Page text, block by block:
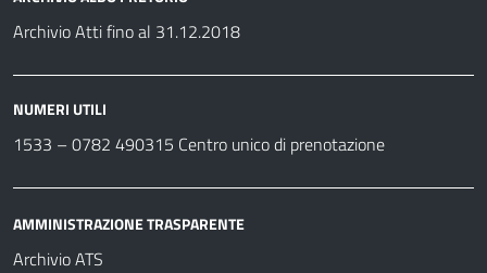
Archivio Atti fino al 31.12.2018
NUMERI UTILI
1533 – 0782 490315 Centro unico di prenotazione
AMMINISTRAZIONE TRASPARENTE
Archivio ATS